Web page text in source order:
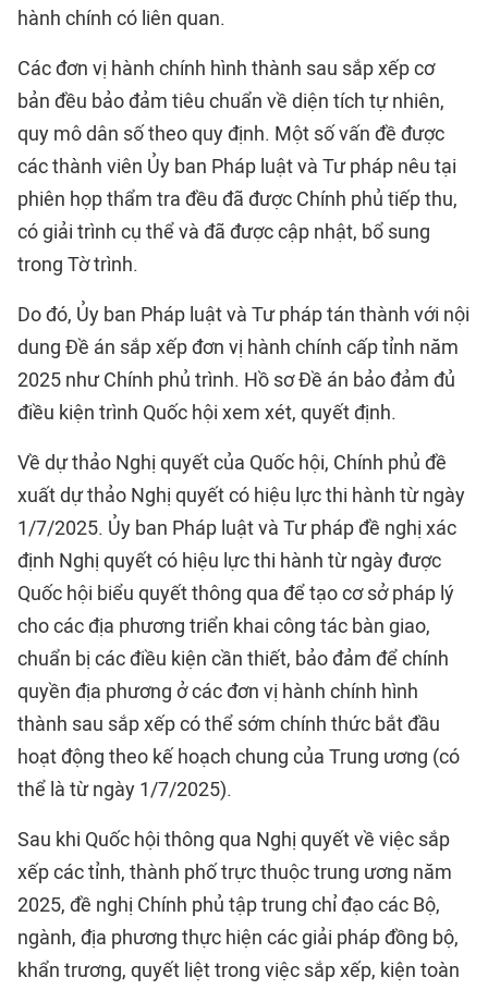
hành chính có liên quan.
Các đơn vị hành chính hình thành sau sắp xếp cơ
bản đều bảo đảm tiêu chuẩn về diện tích tự nhiên,
quy mô dân số theo quy định. Một số vấn đề được
các thành viên Ủy ban Pháp luật và Tư pháp nêu tại
phiên họp thẩm tra đều đã được Chính phủ tiếp thu,
có giải trình cụ thể và đã được cập nhật, bổ sung
trong Tờ trình.
Do đó, Ủy ban Pháp luật và Tư pháp tán thành với nội
dung Đề án sắp xếp đơn vị hành chính cấp tỉnh năm
2025 như Chính phủ trình. Hồ sơ Đề án bảo đảm đủ
điều kiện trình Quốc hội xem xét, quyết định.
Về dự thảo Nghị quyết của Quốc hội, Chính phủ đề
xuất dự thảo Nghị quyết có hiệu lực thi hành từ ngày
1/7/2025. Ủy ban Pháp luật và Tư pháp đề nghị xác
định Nghị quyết có hiệu lực thi hành từ ngày được
Quốc hội biểu quyết thông qua để tạo cơ sở pháp lý
cho các địa phương triển khai công tác bàn giao,
chuẩn bị các điều kiện cần thiết, bảo đảm để chính
quyền địa phương ở các đơn vị hành chính hình
thành sau sắp xếp có thể sớm chính thức bắt đầu
hoạt động theo kế hoạch chung của Trung ương (có
thể là từ ngày 1/7/2025).
Sau khi Quốc hội thông qua Nghị quyết về việc sắp
xếp các tỉnh, thành phố trực thuộc trung ương năm
2025, đề nghị Chính phủ tập trung chỉ đạo các Bộ,
ngành, địa phương thực hiện các giải pháp đồng bộ,
khẩn trương, quyết liệt trong việc sắp xếp, kiện toàn